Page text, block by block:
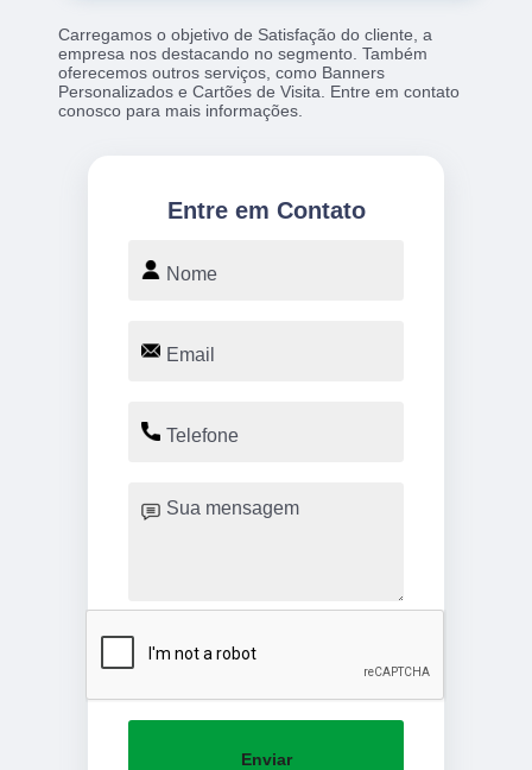
Carregamos o objetivo de Satisfação do cliente, a
empresa nos destacando no segmento. Também
oferecemos outros serviços, como Banners
Personalizados e Cartões de Visita. Entre em contato
conosco para mais informações.
Entre em Contato
Enviar